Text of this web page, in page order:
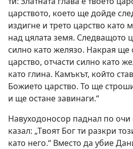
царството, което ще дойде
издигне и трето царство като
над цялата земя. Следващото
силно като желязо. Накрая ще
царство, отчасти силно като
като глина. Камъкът, който
Божието царство. То ще
и ще остане завинаги.“
Навуходоносор паднал по
казал: „Твоят Бог ти разкри
като него.“ Вместо да убие